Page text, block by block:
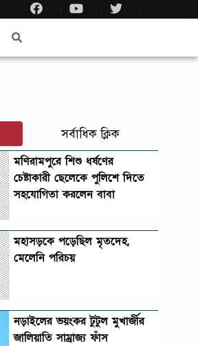
সর্বাধিক ক্লিক
মণিরামপুরে শিশু ধর্ষণের
চেষ্টাকারী ছেলেকে পুলিশে দিতে
সহযোগিতা করলেন বাবা
মহাসড়কে পড়েছিল মৃতদেহ,
মেলেনি পরিচয়
নড়াইলের ভয়ংকর টুটুল মুখার্জীর
জালিয়াতি সাম্রাজ্য ফাঁস